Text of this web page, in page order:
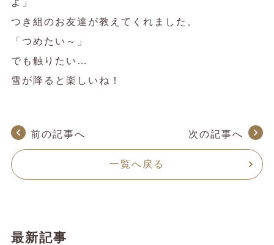
つき組のお友達が教えてくれました。
「つめたい～」
でも触りたい…
雪が降ると楽しいね！
前の記事へ
一覧へ戻る
次の記事へ
最新記事